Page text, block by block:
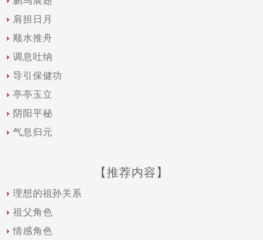
肩担日月
顺水推舟
调息吐纳
导引保健功
亭亭玉立
阴阳平秘
气息归元
【推荐内容】
理想的祖孙关系
祖父角色
情感角色